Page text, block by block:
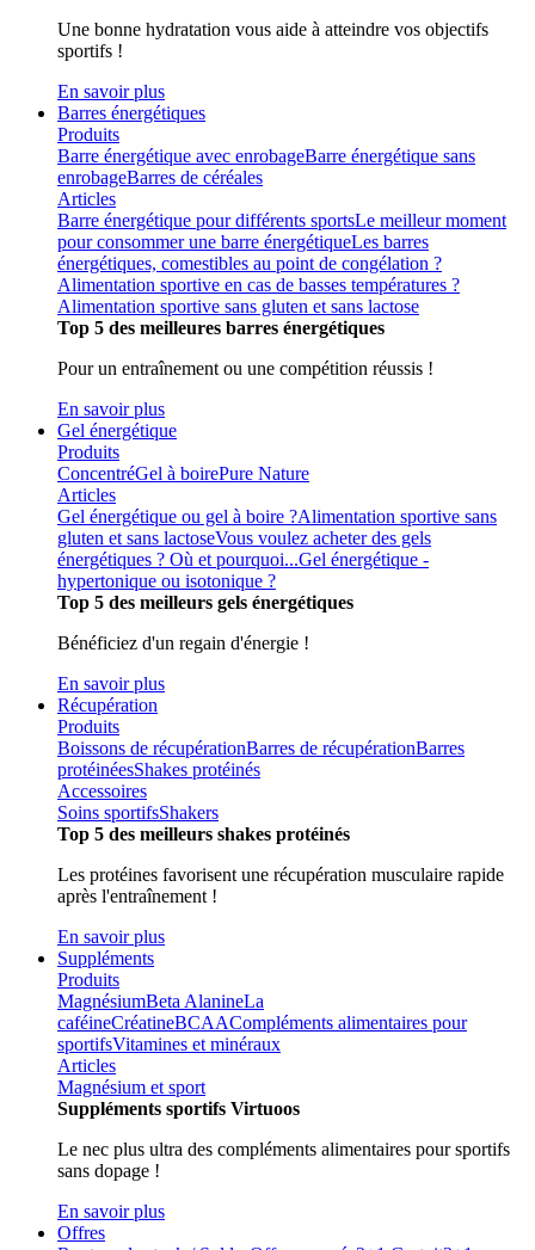
Une bonne hydratation vous aide à atteindre vos objectifs
sportifs !
En savoir plus
Barres énergétiques
Produits
Barre énergétique avec enrobageBarre énergétique sans
enrobageBarres de céréales
Articles
Barre énergétique pour différents sportsLe meilleur moment
pour consommer une barre énergétiqueLes barres
énergétiques, comestibles au point de congélation ?
Alimentation sportive en cas de basses températures ?
Alimentation sportive sans gluten et sans lactose
Top 5 des meilleures barres énergétiques
Pour un entraînement ou une compétition réussis !
En savoir plus
Gel énergétique
Produits
ConcentréGel à boirePure Nature
Articles
Gel énergétique ou gel à boire ?Alimentation sportive sans
gluten et sans lactoseVous voulez acheter des gels
énergétiques ? Où et pourquoi...Gel énergétique -
hypertonique ou isotonique ?
Top 5 des meilleurs gels énergétiques
Bénéficiez d'un regain d'énergie !
En savoir plus
Récupération
Produits
Boissons de récupérationBarres de récupérationBarres
protéinéesShakes protéinés
Accessoires
Soins sportifsShakers
Top 5 des meilleurs shakes protéinés
Les protéines favorisent une récupération musculaire rapide
après l'entraînement !
En savoir plus
Suppléments
Produits
MagnésiumBeta AlanineLa
caféineCréatineBCAACompléments alimentaires pour
sportifsVitamines et minéraux
Articles
Magnésium et sport
Suppléments sportifs Virtuoos
Le nec plus ultra des compléments alimentaires pour sportifs
sans dopage !
En savoir plus
Offres